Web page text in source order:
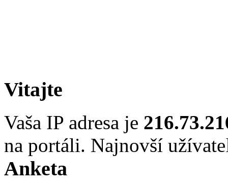
Vitajte
Vaša IP adresa je
na portáli. Najnovší
Anketa